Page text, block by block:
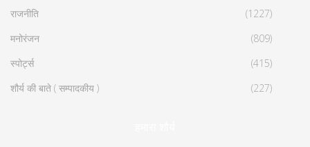
राजनीति
(1227)
मनोरंजन
(809)
स्पोर्ट्स
(415)
शौर्य की बाते ( सम्पादकीय )
(227)